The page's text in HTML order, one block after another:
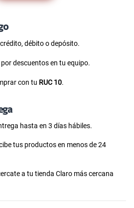
débito o depósito.
por descuentos en tu equipo.
con tu RUC 10.
hasta en 3 días hábiles.
tus productos en menos de 24
a tu tienda Claro más cercana